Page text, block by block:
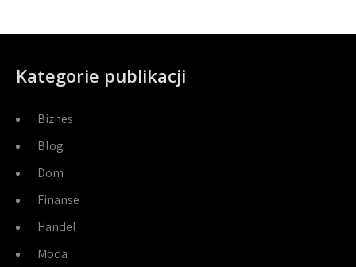
Kategorie publikacji
Biznes
Blog
Dom
Finanse
Handel
Moda